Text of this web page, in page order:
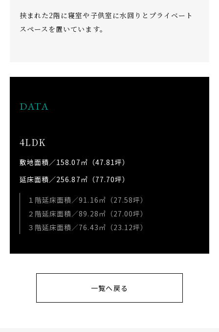
挟まれた2階に寝室や子供室に水回りとプライベート
スペースを置いています。
DATA
4LDK
敷地面積／158.07㎡（47.81坪）
延床面積／256.87㎡（77.70坪）
１階延床面積／91.16㎡（27.58坪）
２階延床面積／89.28㎡（27.00坪）
３階延床面積／76.43㎡（23.12坪）
一覧へ戻る